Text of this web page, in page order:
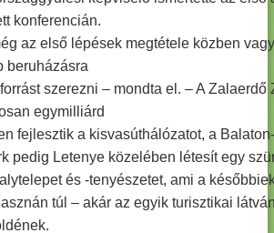
konferencián.
az első lépések megtétele közben
beruházásra
szerezni – mondta el. – A Zalaerdő
egymilliárd
fejlesztik a kisvasúthálózatot, a
pedig Letenye közelében létesít egy
és -tenyészetet, ami a
túl – akár az egyik turisztikai